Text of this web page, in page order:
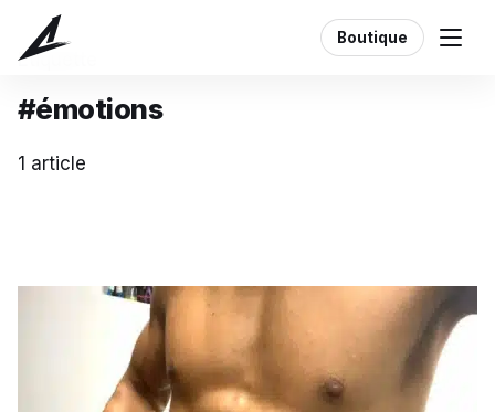
Boutique
Étiquette
#émotions
1 article